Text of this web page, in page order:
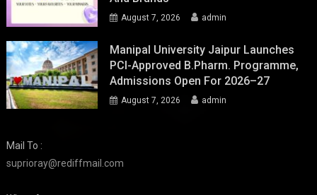
August 7, 2026 admin
Manipal University Jaipur Launches
PCI-Approved B.Pharm. Programme,
Admissions Open For 2026–27
August 7, 2026 admin
Mail To :
suprioray@rediffmail.com